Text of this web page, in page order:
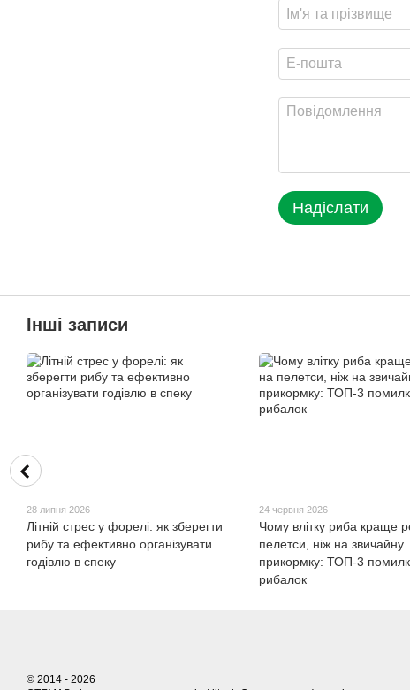
Надіслати
Інші записи
28 липня 2026
Літній стрес у форелі: як зберегти
рибу та ефективно організувати
годівлю в спеку
24 червня 2026
Чому влітку риба краще
пелетси, ніж на звичайну
прикормку: ТОП-3
рибалок
© 2014 - 2026